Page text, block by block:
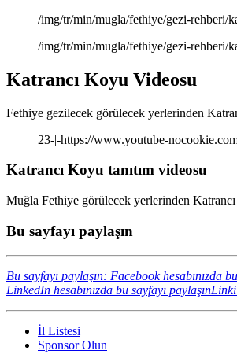
/img/tr/min/mugla/fethiye/gezi-rehberi/
/img/tr/min/mugla/fethiye/gezi-rehberi/
Katrancı Koyu Videosu
Fethiye gezilecek görülecek yerlerinden
23-|-https://www.youtube-
Katrancı Koyu tanıtım videosu
Muğla Fethiye görülecek yerlerinden
Bu sayfayı paylaşın
Bu sayfayı paylaşın: Facebook hesabınızda
LinkedIn hesabınızda bu sayfayı paylaşın
İl Listesi
Sponsor Olun